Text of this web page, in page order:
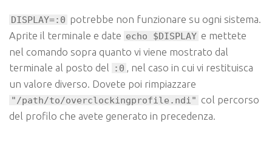
DISPLAY=:0 potrebbe non funzionare su ogni sistema.
Aprite il terminale e date echo $DISPLAY e mettete
nel comando sopra quanto vi viene mostrato dal
terminale al posto del
:0
, nel caso in cui vi restituisca
un valore diverso. Dovete poi rimpiazzare
"/path/to/overclockingprofile.ndi" col percorso
del profilo che avete generato in precedenza.